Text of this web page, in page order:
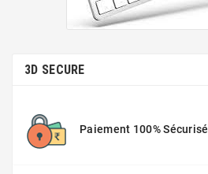
3D SECURE
Paiement 100% Sécurisé